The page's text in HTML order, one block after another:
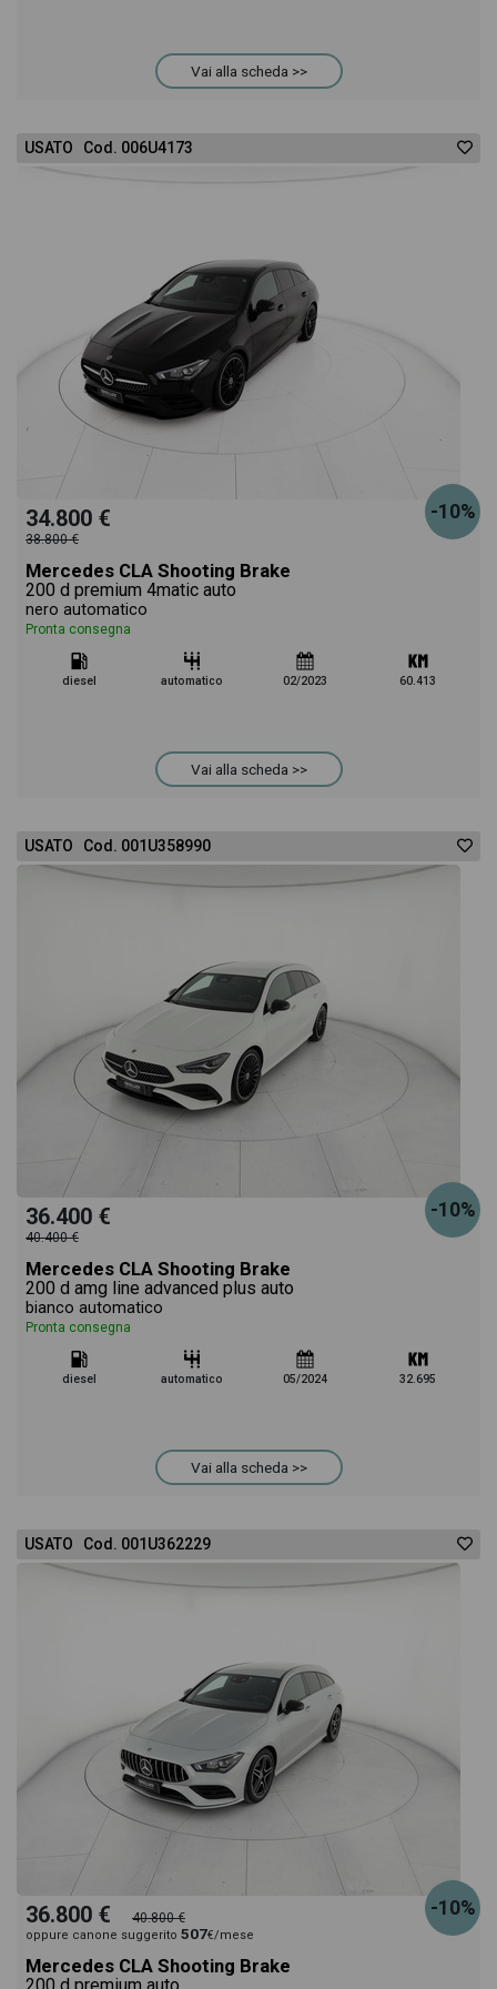
Classe E SW 220 troverai anche il listino prezzi,
eventuale offerta e rata consigliata per l'acquisto
Vai alla scheda >>
USATO Cod. 006U4173
-10%
34.800 €
38.800 €
Mercedes CLA Shooting Brake
200 d premium 4matic auto
nero automatico
Pronta consegna
diesel automatico 02/2023 60.413
Vai alla scheda >>
USATO Cod. 001U358990
-10%
36.400 €
40.400 €
Mercedes CLA Shooting Brake
200 d amg line advanced plus auto
bianco automatico
Pronta consegna
diesel automatico 05/2024 32.695
Vai alla scheda >>
USATO Cod. 001U362229
-10%
36.800 € 40.800 €
oppure canone suggerito 507€/mese
Mercedes CLA Shooting Brake